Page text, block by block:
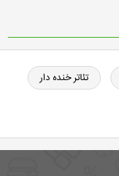
تئاتر خنده دار